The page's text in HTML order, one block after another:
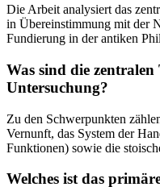
Die Arbeit analysiert das
in Übereinstimmung mit der
Fundierung in der antiken
Was sind die
Untersuchung?
Zu den Schwerpunkten
Vernunft, das System der
Funktionen) sowie die
Welches ist das